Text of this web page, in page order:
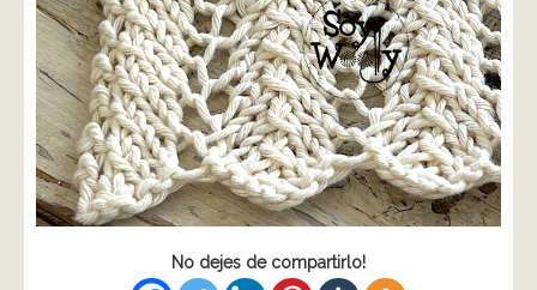
No dejes de compartirlo!